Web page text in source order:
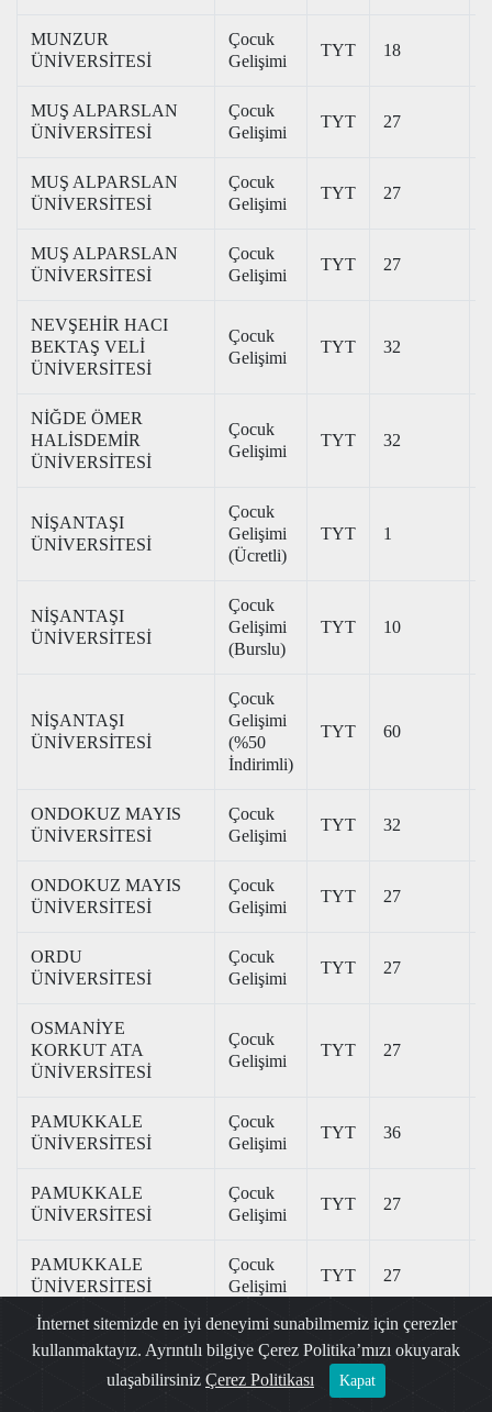
MUNZUR
ÜNİVERSİTESİ
Çocuk
Gelişimi
TYT 18
MUŞ ALPARSLAN
ÜNİVERSİTESİ
Çocuk
Gelişimi
TYT 27
MUŞ ALPARSLAN
ÜNİVERSİTESİ
Çocuk
Gelişimi
TYT 27
MUŞ ALPARSLAN
ÜNİVERSİTESİ
Çocuk
Gelişimi
TYT 27
NEVŞEHİR HACI
BEKTAŞ VELİ
ÜNİVERSİTESİ
Çocuk
Gelişimi
TYT 32
NİĞDE ÖMER
HALİSDEMİR
ÜNİVERSİTESİ
Çocuk
Gelişimi
TYT 32
NİŞANTAŞI
ÜNİVERSİTESİ
Çocuk
Gelişimi
(Ücretli)
TYT 1
NİŞANTAŞI
ÜNİVERSİTESİ
Çocuk
Gelişimi
(Burslu)
TYT 10
NİŞANTAŞI
ÜNİVERSİTESİ
Çocuk
Gelişimi
(%50
İndirimli)
TYT 60
ONDOKUZ MAYIS
ÜNİVERSİTESİ
Çocuk
Gelişimi
TYT 32
ONDOKUZ MAYIS
ÜNİVERSİTESİ
Çocuk
Gelişimi
TYT 27
ORDU
ÜNİVERSİTESİ
Çocuk
Gelişimi
TYT 27
OSMANİYE
KORKUT ATA
ÜNİVERSİTESİ
Çocuk
Gelişimi
TYT 27
PAMUKKALE
ÜNİVERSİTESİ
Çocuk
Gelişimi
TYT 36
PAMUKKALE
ÜNİVERSİTESİ
Çocuk
Gelişimi
TYT 27
PAMUKKALE
ÜNİVERSİTESİ
Çocuk
Gelişimi
TYT 27
PAMUKKALE
ÜNİVERSİTESİ
Çocuk
Gelişimi
TYT 27
İnternet sitemizde en iyi deneyimi sunabilmemiz için çerezler
kullanmaktayız. Ayrıntılı bilgiye Çerez Politika’mızı okuyarak
ulaşabilirsiniz Çerez Politikası Kapat